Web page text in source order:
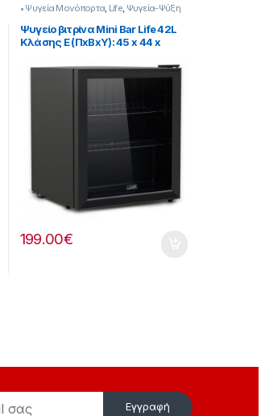
• Ψυγεία Μονόπορτα, Life, Ψυγεία-Ψύξη
Ψυγείο βιτρίνα Mini Bar Life 42L
Κλάσης E (ΠxΒxΥ): 45 x 44 x
199.00€
Εγγραφή